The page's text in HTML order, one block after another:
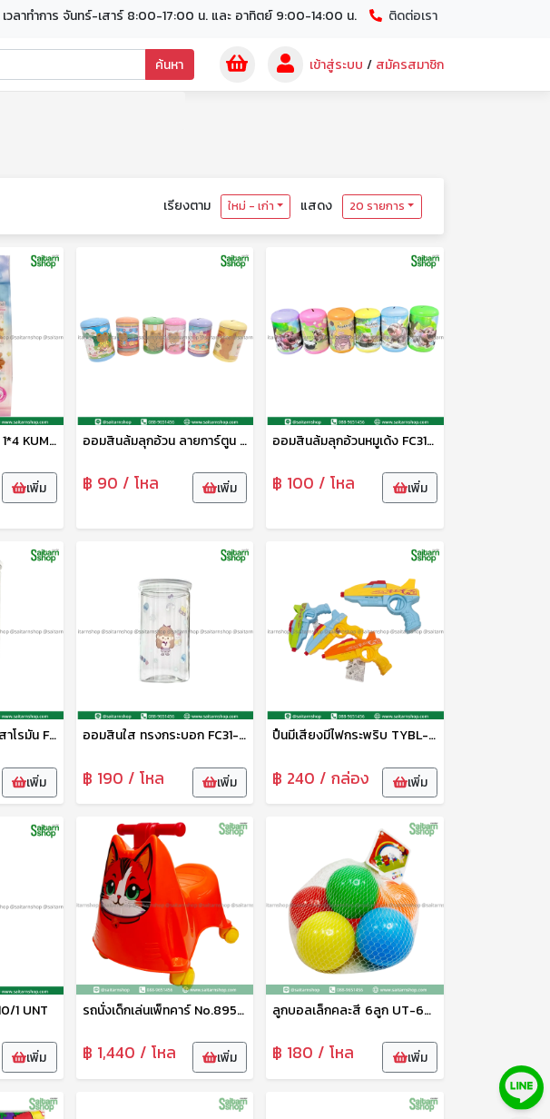
เวลาทำการ จันทร์-เสาร์ 8:00-17:00 น. และ อาทิตย์ 9:00-14:00 น. ติดต่อเรา
ค้นหา เข้าสู่ระบบ / สมัครสมาชิก
เรียงตาม ใหม่ - เก่า แสดง 20 รายการ
ทิชชู่เปียก 8แผ่น คูมะ 1*4 KUMA
เพิ่ม
ออมสินล้มลุกอ้วน ลายการ์ตูน FC31-12D FN
฿ 90 / โหล เพิ่ม
ออมสินล้มลุกอ้วนหมูเด้ง FC31-12H FN
฿ 100 / โหล เพิ่ม
ออมสินแบบใส ทรงเสาโรมัน FC31-12 FN
เพิ่ม
ออมสินใส ทรงกระบอก FC31-14 FN
฿ 190 / โหล เพิ่ม
ปืนมีเสียงมีไฟกระพริบ TYBL-AK-2279 Zonertoy
฿ 240 / กล่อง เพิ่ม
1 UNT
เพิ่ม
รถนั่งเด็กเล่นเพ็ทคาร์ No.895 PS
฿ 1,440 / โหล เพิ่ม
ลูกบอลเล็กคละสี 6ลูก UT-6329/2 UNT
฿ 180 / โหล เพิ่ม